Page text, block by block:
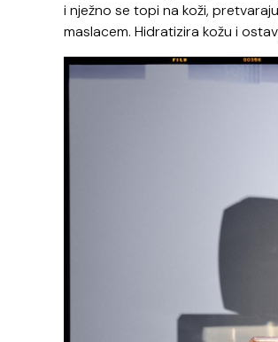
i nježno se topi na koži,
maslacem. Hidratizira kožu i